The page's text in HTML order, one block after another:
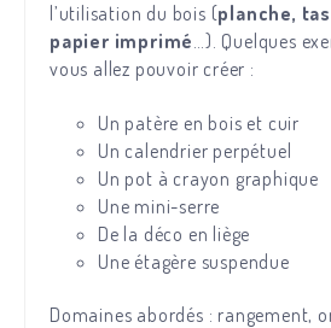
l’utilisation du bois (planche,
papier imprimé…). Quelques
vous allez pouvoir créer :
Un patère en bois et cuir
Un calendrier perpétuel
Un pot à crayon graphique
Une mini-serre
De la déco en liège
Une étagère suspendue
Domaines abordés : rangement,